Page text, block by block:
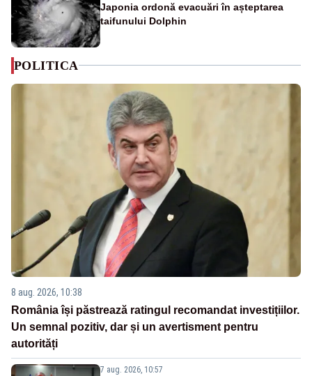
Japonia ordonă evacuări în așteptarea
taifunului Dolphin
POLITICA
8 aug. 2026, 10:38
România își păstrează ratingul recomandat investițiilor.
Un semnal pozitiv, dar și un avertisment pentru
autorități
7 aug. 2026, 10:57